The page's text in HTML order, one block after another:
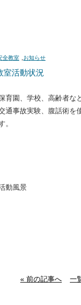
全教室 お知らせ
活動状況
育園、学校、高齢者な
通事故実験、腹話術を
。
動風景
« 前の記事へ 一